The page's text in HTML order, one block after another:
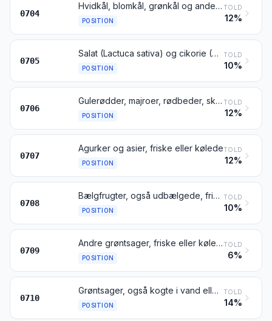
0704
Hvidkål, blomkål, grønkål og anden spiselig kål (Brassica-arter), friske eller kølede
POSITION
TOLD
12%
0705
Salat (Lactuca sativa) og cikorie (Cichorium spp.), friske eller kølede
POSITION
TOLD
10%
0706
Gulerødder, majroer, rødbeder, skorzoner, knoldselleri, radiser og andre spiselige rødder, friske eller kølede
POSITION
TOLD
12%
0707
Agurker og asier, friske eller kølede
POSITION
TOLD
12%
0708
Bælgfrugter, også udbælgede, friske eller kølede
POSITION
TOLD
10%
0709
Andre grøntsager, friske eller kølede
POSITION
TOLD
6%
0710
Grøntsager, også kogte i vand eller dampkogte, frosne
POSITION
TOLD
14%